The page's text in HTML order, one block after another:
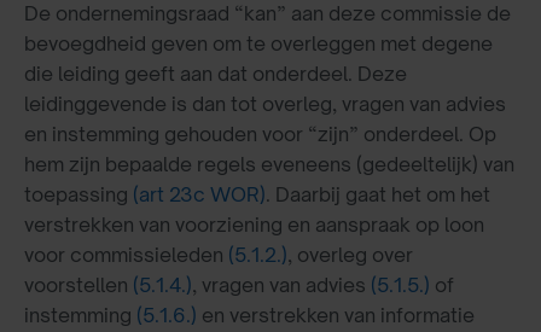
De ondernemingsraad “kan” aan deze commissie de
bevoegdheid geven om te overleggen met degene
die leiding geeft aan dat onderdeel. Deze
leidinggevende is dan tot overleg, vragen van advies
en instemming gehouden voor “zijn” onderdeel. Op
hem zijn bepaalde regels eveneens (gedeeltelijk) van
toepassing (art 23c WOR). Daarbij gaat het om het
verstrekken van voorziening en aanspraak op loon
voor commissieleden (5.1.2.), overleg over
voorstellen (5.1.4.), vragen van advies (5.1.5.) of
instemming (5.1.6.) en verstrekken van informatie